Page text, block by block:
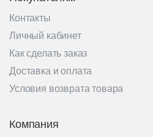
Контакты
Личный кабинет
Как сделать заказ
Доставка и оплата
Условия возврата товара
Компания